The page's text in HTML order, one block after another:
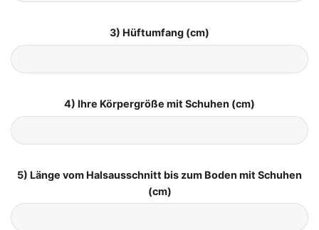
3) Hüftumfang (cm)
4) Ihre Körpergröße mit Schuhen (cm)
5) Länge vom Halsausschnitt bis zum Boden mit Schuhen
(cm)